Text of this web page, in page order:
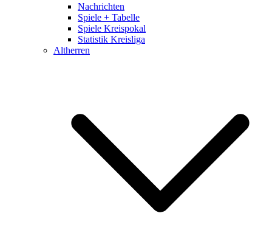
Nachrichten
Spiele + Tabelle
Spiele Kreispokal
Statistik Kreisliga
Altherren